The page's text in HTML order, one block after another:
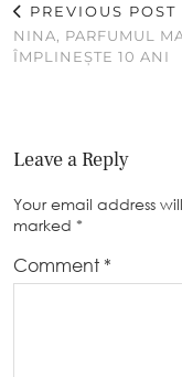
PREVIOUS POST
NINA, PARFUMUL
ÎMPLINEȘTE 10 ANI
Leave a Reply
Your email address
marked *
Comment *